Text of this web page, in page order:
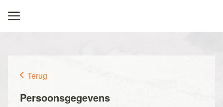
Terug
Persoonsgegevens